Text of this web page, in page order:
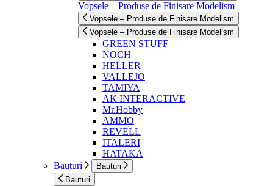
Vopsele – Produse de Finisare Modelism
Vopsele – Produse de Finisare Modelism
Vopsele – Produse de Finisare Modelism
GREEN STUFF
NOCH
HELLER
VALLEJO
TAMIYA
AK INTERACTIVE
Mr.Hobby
AMMO
REVELL
ITALERI
HATAKA
Bauturi
Bauturi
Bauturi